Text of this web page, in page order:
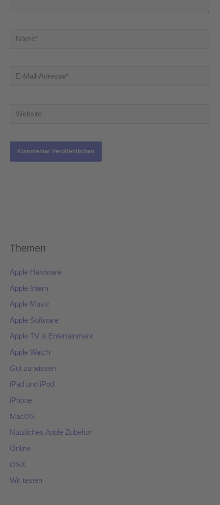
Name*
E-
Website
Themen
Apple Hardware
Apple Intern
Apple Music
Apple Software
Apple TV & Entertainment
Apple Watch
Gut zu wissen
iPad und iPod
iPhone
MacOS
Nützliches Apple Zubehör
Online
OSX
Wir testen